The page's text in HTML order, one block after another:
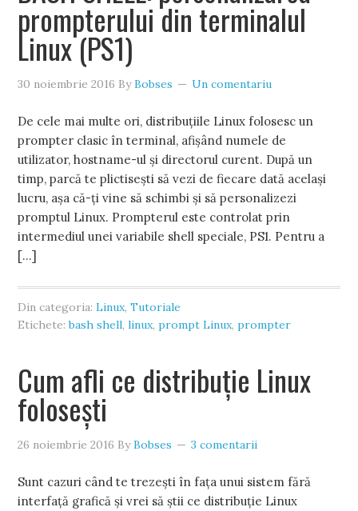
prompterului din terminalul
Linux (PS1)
30 noiembrie 2016 ByBobses Un comentariu
De cele mai multe ori, distribuțiile Linux folosesc un
prompter clasic în terminal, afișând numele de
utilizator, hostname-ul și directorul curent. După un
timp, parcă te plictisești să vezi de fiecare dată același
lucru, așa că-ți vine să schimbi și să personalizezi
promptul Linux. Prompterul este controlat prin
intermediul unei variabile shell speciale, PS1. Pentru a
[…]
Din categoria:Linux,Tutoriale
Etichete:bash shell,linux,prompt Linux,prompter
Cum afli ce distribuție Linux
folosești
26 noiembrie 2016 ByBobses 3 comentarii
Sunt cazuri când te trezești în fața unui sistem fără
interfață grafică și vrei să știi ce distribuție Linux